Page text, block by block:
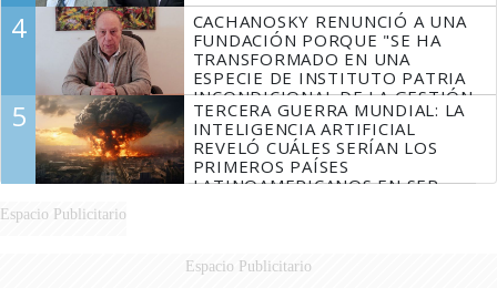
4
CACHANOSKY RENUNCIÓ A UNA
FUNDACIÓN PORQUE "SE HA
TRANSFORMADO EN UNA
ESPECIE DE INSTITUTO PATRIA
INCONDICIONAL DE LA GESTIÓN
DE MILEI"
5
TERCERA GUERRA MUNDIAL: LA
INTELIGENCIA ARTIFICIAL
REVELÓ CUÁLES SERÍAN LOS
PRIMEROS PAÍSES
LATINOAMERICANOS EN SER
Espacio Publicitario
Espacio Publicitario